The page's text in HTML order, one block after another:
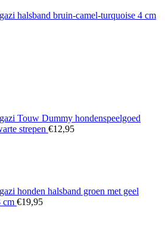
halsband bruin-camel-turquoise 4 cm
Touw Dummy hondenspeelgoed
strepen €12,95
honden halsband groen met geel
cm €19,95